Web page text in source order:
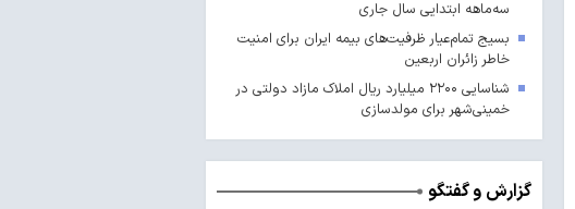
سه‌ماهه ابتدایی سال جاری
بسیج تمام‌عیار ظرفیت‌های بیمه ایران برای امنیت
خاطر زائران اربعین
شناسایی ۲۲۰۰ میلیارد ریال املاک مازاد دولتی در
خمینی‌شهر برای مولدسازی
گزارش و گفتگو